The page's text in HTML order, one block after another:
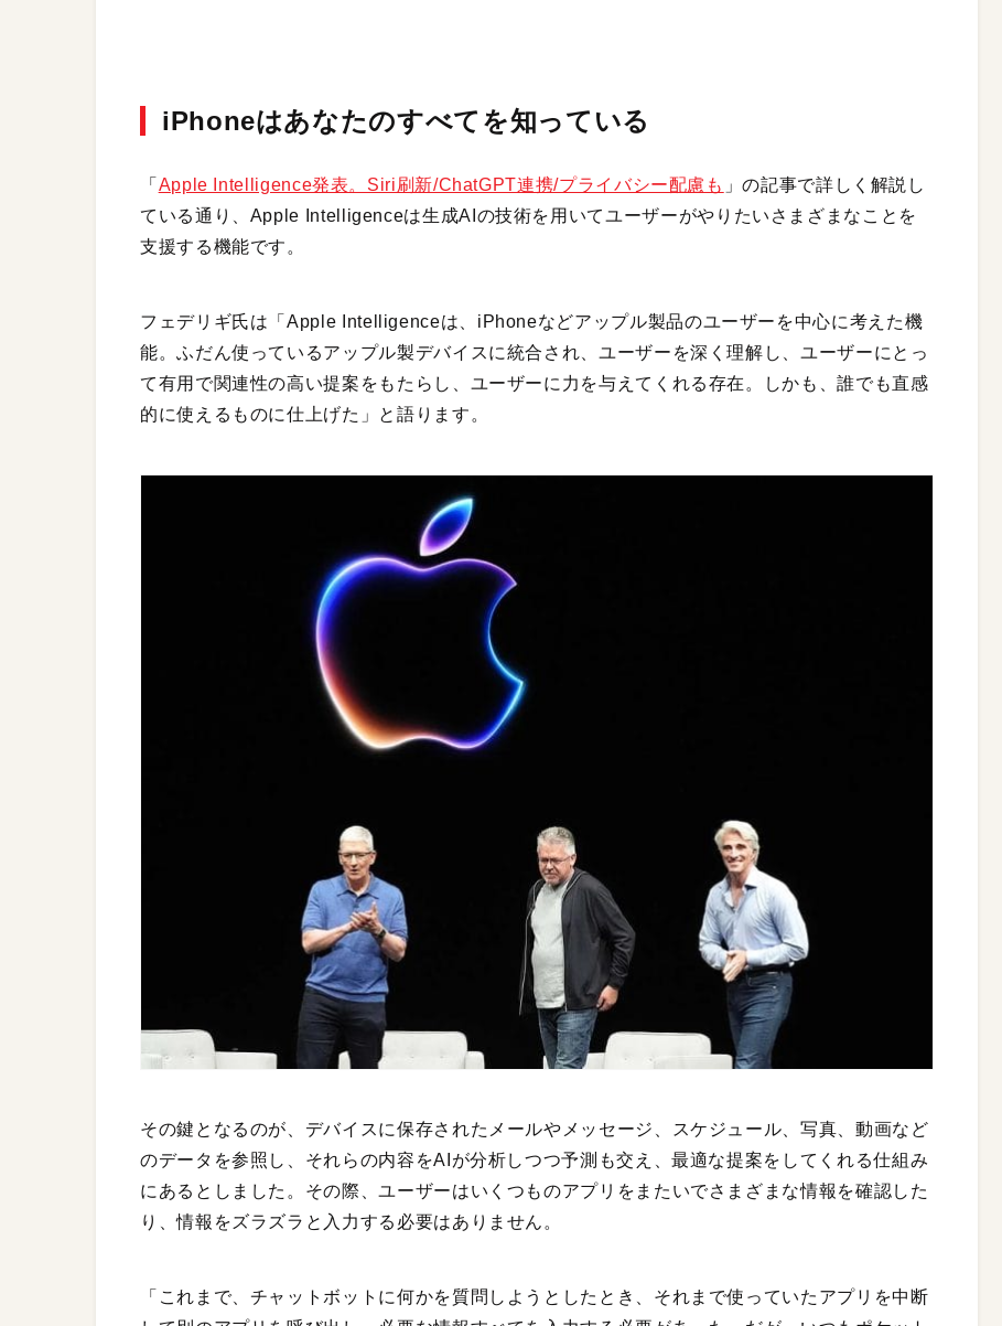
iPhoneはあなたのすべてを知っている
「 Apple Intelligence発表。Siri刷新/ChatGPT連携/プライバシー配慮も 」の記事で詳しく解説し
ている通り、Apple Intelligenceは生成AIの技術を用いてユーザーがやりたいさまざまなことを
支援する機能です。
フェデリギ氏は「Apple Intelligenceは、iPhoneなどアップル製品のユーザーを中心に考えた機
能。ふだん使っているアップル製デバイスに統合され、ユーザーを深く理解し、ユーザーにとっ
て有用で関連性の高い提案をもたらし、ユーザーに力を与えてくれる存在。しかも、誰でも直感
的に使えるものに仕上げた」と語ります。
その鍵となるのが、デバイスに保存されたメールやメッセージ、スケジュール、写真、動画など
のデータを参照し、それらの内容をAIが分析しつつ予測も交え、最適な提案をしてくれる仕組み
にあるとしました。その際、ユーザーはいくつものアプリをまたいでさまざまな情報を確認した
り、情報をズラズラと入力する必要はありません。
「これまで、チャットボットに何かを質問しようとしたとき、それまで使っていたアプリを中断